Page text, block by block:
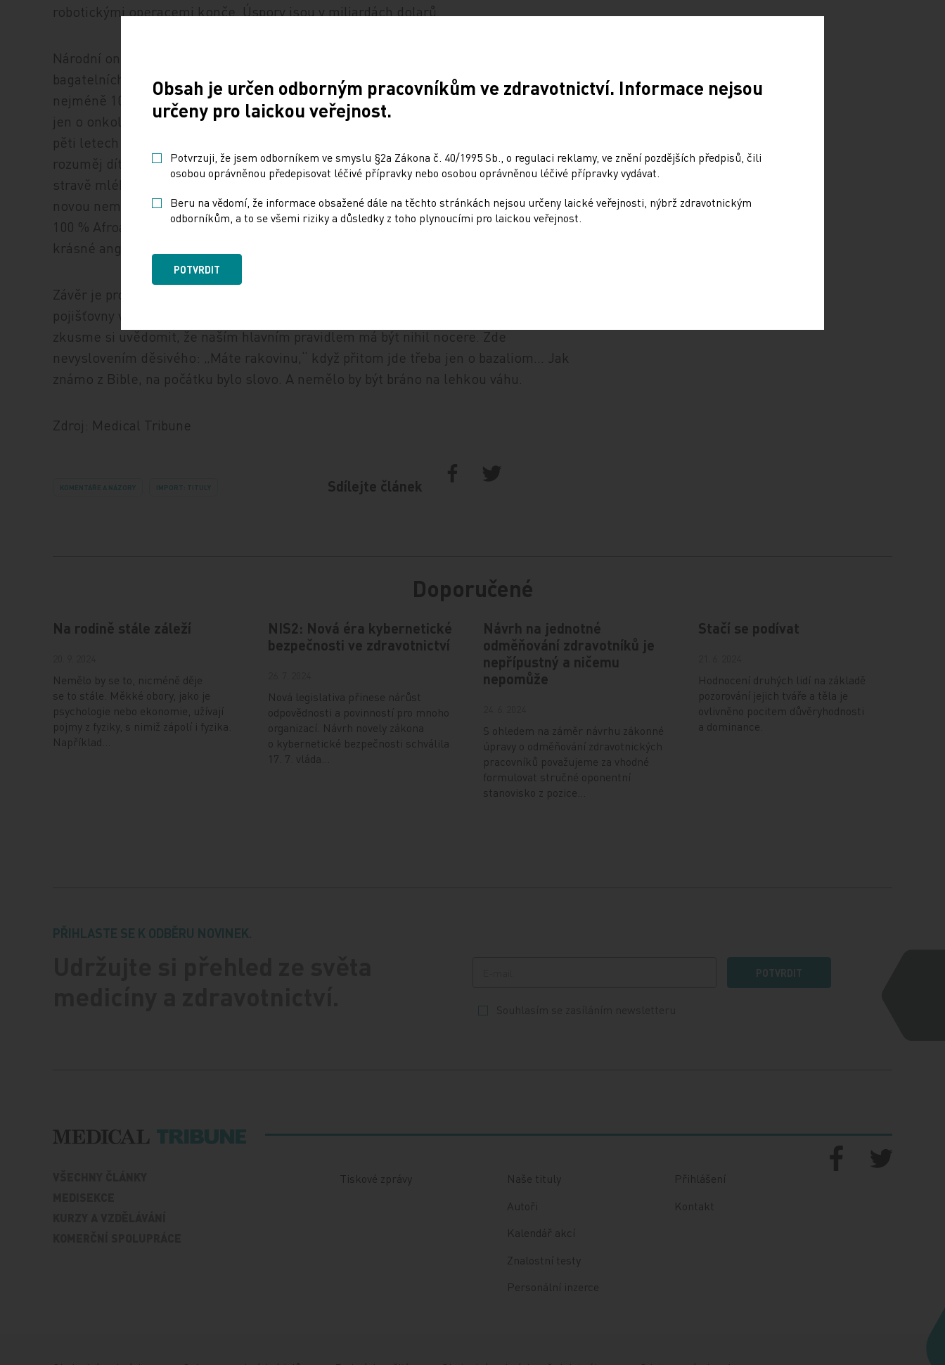
robotickými operacemi konče. Úspory jsou v miliardách dolarů.
Národní onkologický institut v Bethesdě se domnívá, že prostým přejmenováním
bagatelních onemocnění, která dnes mají v sobě slovo „rakovina“, můžeme ušetřit
nejméně 10 % prostředků, které mohou jít do léčby skutečných pohrom. Ale nejde
jen o onkologii. Známý newyorský expert A. E. Caroll je nešťastný, jak se v posledních
pěti letech zdesetinásobily prostředky vydané na léčbu kojeneckého refluxu –
rozuměj dítě zvrací po kojení. Vzhledem k nedovyvinutému trávicímu systému a
stravě mlékem přirozené, leč rodiče platí v průměru 150 dolarů měsíčně za léky za
novou nemoc, vesměs bez viditelných efektů… Stejně tak otázka, zda doporučení, aby
100 % Afroameričanů starších 65 let bralo denně statiny, není k smíchu… Na to je
krásné anglické slovo „overtreatment“ – přehnaná či zbytečná léčba.
Závěr je prostý. S děsivým slovem rakovina zacházejme opatrněji. I když nás zdravotní
pojišťovny v ČR nyní motivují, abychom u každého našli co nejstrašlivější diagnózy,
zkusme si uvědomit, že naším hlavním pravidlem má být nihil nocere. Zde
nevyslovením děsivého: „Máte rakovinu,“ když přitom jde třeba jen o bazaliom… Jak
známo z Bible, na počátku bylo slovo. A nemělo by být bráno na lehkou váhu.
Zdroj: Medical Tribune
KOMENTÁŘE A NÁZORY IMPORT: TITULY Sdílejte článek
Doporučené
Na rodině stále záleží
Nemělo by se to, nicméně děje
se to stále. Měkké obory, jako je
psychologie nebo ekonomie, užívají
pojmy z fyziky, s nimiž zápolí i fyzika.
Například…
NIS2: Nová éra kybernetické
bezpečnosti ve zdravotnictví
Nová legislativa přinese nárůst
odpovědnosti a povinností pro mnoho
organizací. Návrh novely zákona
o kybernetické bezpečnosti schválila
17. 7. vláda…
Návrh na jednotné
odměňování zdravotníků je
nepřípustný a ničemu
nepomůže
S ohledem na záměr návrhu zákonné
úpravy o odměňování zdravotnických
pracovníků považujeme za vhodné
formulovat stručné oponentní
stanovisko z pozice…
Stačí se podívat
Hodnocení druhých lidí na základě
pozorování jejich tváře a těla je
ovlivněno pocitem důvěryhodnosti
a dominance.
PŘIHLASTE SE K ODBĚRU NOVINEK.
POTVRDIT
Tiskové zprávy
Naše tituly
Autoři
Kalendář akcí
Znalostní testy
Personální inzerce
Přihlášení
Kontakt
Obsah je určen odborným pracovníkům ve zdravotnictví. Informace nejsou
určeny pro laickou veřejnost.
Potvrzuji, že jsem odborníkem ve smyslu §2a Zákona č. 40/1995 Sb., o regulaci reklamy, ve znění pozdějších předpisů, čili
osobou oprávněnou předepisovat léčivé přípravky nebo osobou oprávněnou léčivé přípravky vydávat.
Beru na vědomí, že informace obsažené dále na těchto stránkách nejsou určeny laické veřejnosti, nýbrž zdravotnickým
odborníkům, a to se všemi riziky a důsledky z toho plynoucími pro laickou veřejnost.
POTVRDIT